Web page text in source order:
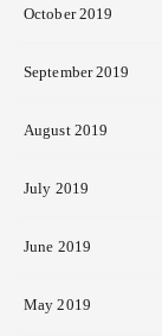
October 2019
September 2019
August 2019
July 2019
June 2019
May 2019